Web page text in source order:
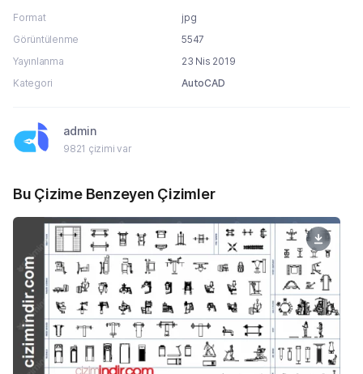
Format
jpg
Görüntülenme
5547
Yayınlanma
23 Nis 2019
Kategori
AutoCAD
admin
9821 çizimi var
Bu Çizime Benzeyen Çizimler